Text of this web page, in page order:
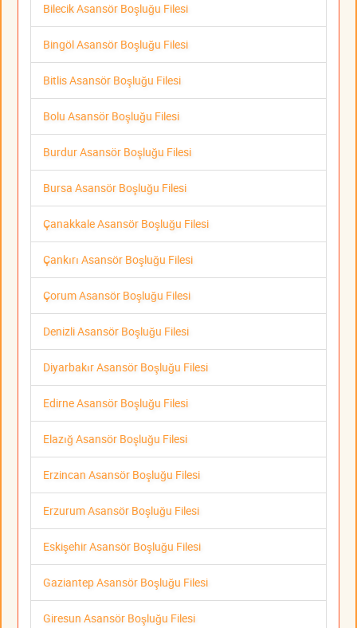
Bilecik Asansör Boşluğu Filesi
Bingöl Asansör Boşluğu Filesi
Bitlis Asansör Boşluğu Filesi
Bolu Asansör Boşluğu Filesi
Burdur Asansör Boşluğu Filesi
Bursa Asansör Boşluğu Filesi
Çanakkale Asansör Boşluğu Filesi
Çankırı Asansör Boşluğu Filesi
Çorum Asansör Boşluğu Filesi
Denizli Asansör Boşluğu Filesi
Diyarbakır Asansör Boşluğu Filesi
Edirne Asansör Boşluğu Filesi
Elazığ Asansör Boşluğu Filesi
Erzincan Asansör Boşluğu Filesi
Erzurum Asansör Boşluğu Filesi
Eskişehir Asansör Boşluğu Filesi
Gaziantep Asansör Boşluğu Filesi
Giresun Asansör Boşluğu Filesi